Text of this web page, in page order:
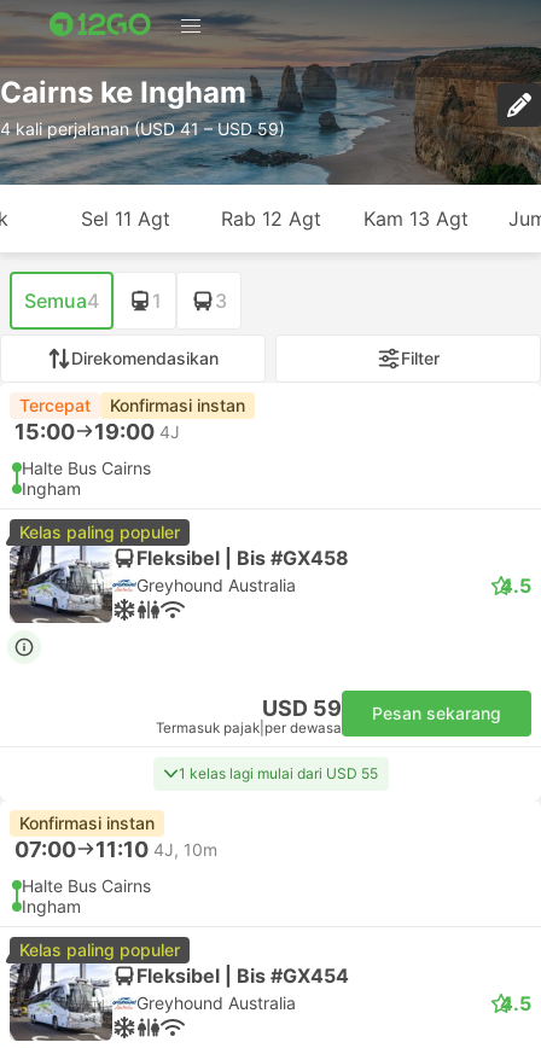
Cairns ke Ingham
4 kali perjalanan (USD 41 – USD 59)
Sel 11 Agt Rab 12 Agt Kam 13 Agt
Semua4 1 3
Direkomendasikan Filter
Tercepat Konfirmasi instan
15:00 19:00 4J
Halte Bus Cairns
Ingham
Kelas paling populer
Fleksibel | Bis #GX458
Greyhound Australia 4.5
USD 59
Termasuk pajak per dewasa
Pesan sekarang
1 kelas lagi mulai dari USD 55
Konfirmasi instan
07:00 11:10 4J, 10m
Halte Bus Cairns
Ingham
Kelas paling populer
Fleksibel | Bis #GX454
Greyhound Australia 4.5